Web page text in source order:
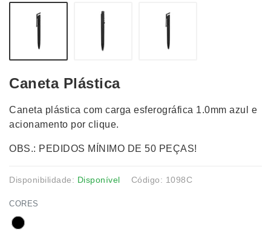
Caneta Plástica
Caneta plástica com carga esferográfica 1.0mm azul e
acionamento por clique.
OBS.: PEDIDOS MÍNIMO DE 50 PEÇAS!
Disponibilidade: Disponível Código: 1098C
CORES